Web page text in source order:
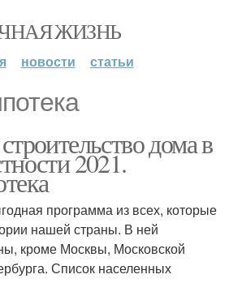
ЖИЗНЬ
новости статьи
дома в
2021.
программа из всех, которые
нашей страны. В ней
кроме Москвы, Московской
Список населенных